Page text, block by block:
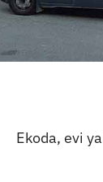
Ekoda, evi